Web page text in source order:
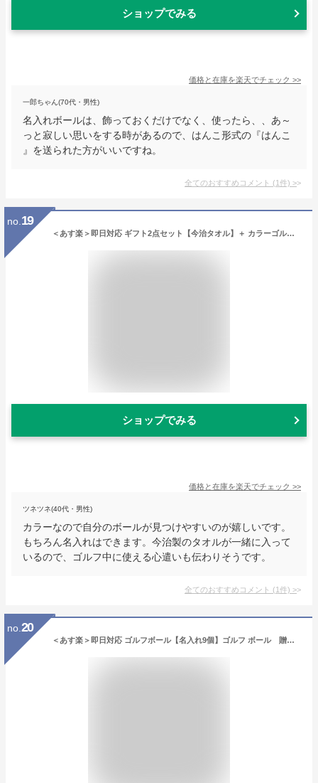
ショップでみる
価格と在庫を楽天でチェック >>
一郎ちゃん(70代・男性)
名入れボールは、飾っておくだけでなく、使ったら、、あ～
っと寂しい思いをする時があるので、はんこ形式の『はんこ
』を送られた方がいいですね。
全てのおすすめコメント (1件) >
no. 19
＜あす楽＞即日対応 ギフト2点セット【今治タオル】＋ カラーゴルフボール【名入れ3個（赤）】還暦 贈り物 ギフト プレゼント ホールインワン 長寿 父の日 敬老の日 誕生日 オウンネーム 包装込み オウンネーム 還暦ゴルフボール
ショップでみる
価格と在庫を楽天でチェック >>
ツネツネ(40代・男性)
カラーなので自分のボールが見つけやすいのが嬉しいです。
もちろん名入れはできます。今治製のタオルが一緒に入って
いるので、ゴルフ中に使える心遣いも伝わりそうです。
全てのおすすめコメント (1件) >
no. 20
＜あす楽＞即日対応 ゴルフボール【名入れ9個】ゴルフ ボール 贈り物 ギフト プレゼント ホールインワン 記念品 ゴルフコンペ 景品 父の日 敬老の日 クリスマス 退職祝 誕生日 ブリジストン スリクソン タイトリスト 包装込み